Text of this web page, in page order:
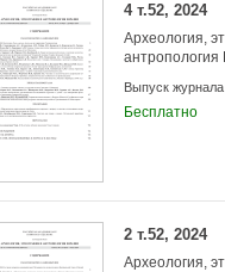
Учредители:
4 т.52, 2024
Археология,
антропология
Выпуск журнала
Бесплатно
2 т.52, 2024
Археология,